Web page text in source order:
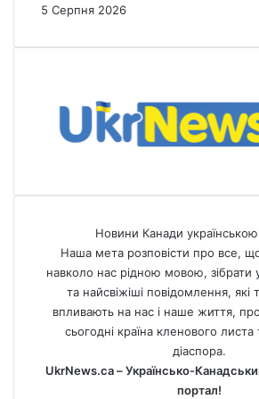
5 Серпня 2026
Новини Канади
Наша мета розповісти про все, що
навколо нас рідною мовою, зібрати
та найсвіжіші повідомлення, які
впливають на нас і наше життя,
сьогодні країна кленового листа
діаспора.
UkrNews.ca – Українсько-
портал!